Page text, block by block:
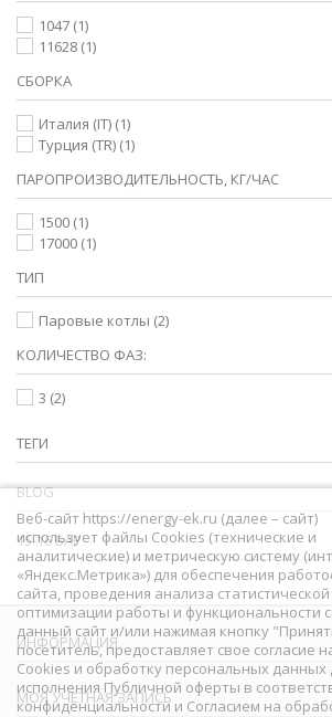
1047 (1)
11628 (1)
СБОРКА
Италия (IT) (1)
Турция (TR) (1)
ПАРОПРОИЗВОДИТЕЛЬНОСТЬ, КГ/ЧАС
1500 (1)
17000 (1)
ТИП
Паровые котлы (2)
КОЛИЧЕСТВО ФАЗ:
3 (2)
ТЕГИ
BLOG
15-16 БАР
ИНФОРМАЦИЯ
МОЯ УЧЕТНАЯ ЗАПИСЬ
Веб-сайт https://energy-ek.ru (далее – сайт)
использует файлы Cookies (технические и
аналитические) и метрическую систему
«Яндекс.Метрика») для обеспечения
сайта, проведения анализа
оптимизации работы и функциональности
данный сайт и/или нажимая кнопку
посетитель, предоставляет свое согласие
Сookies и обработку персональных данных
исполнения Публичной оферты в
конфиденциальности и Согласием на